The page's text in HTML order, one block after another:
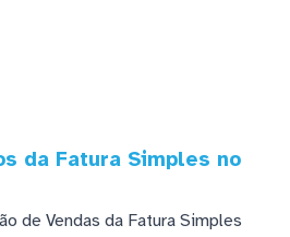
da Fatura Simples no
de Vendas da Fatura Simples